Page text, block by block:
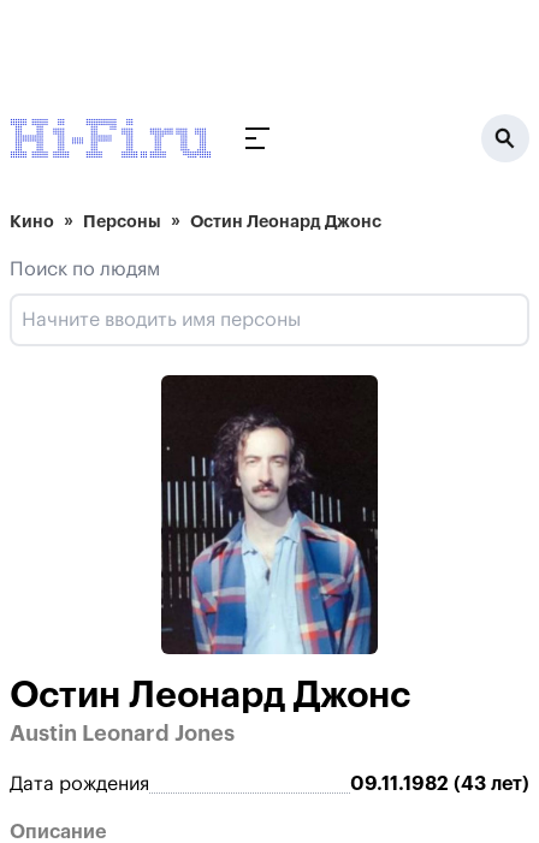
Кино Персоны Остин Леонард Джонс
Поиск по людям
Остин Леонард Джонс
Austin Leonard Jones
Дата рождения 09.11.1982 (43 лет)
Описание